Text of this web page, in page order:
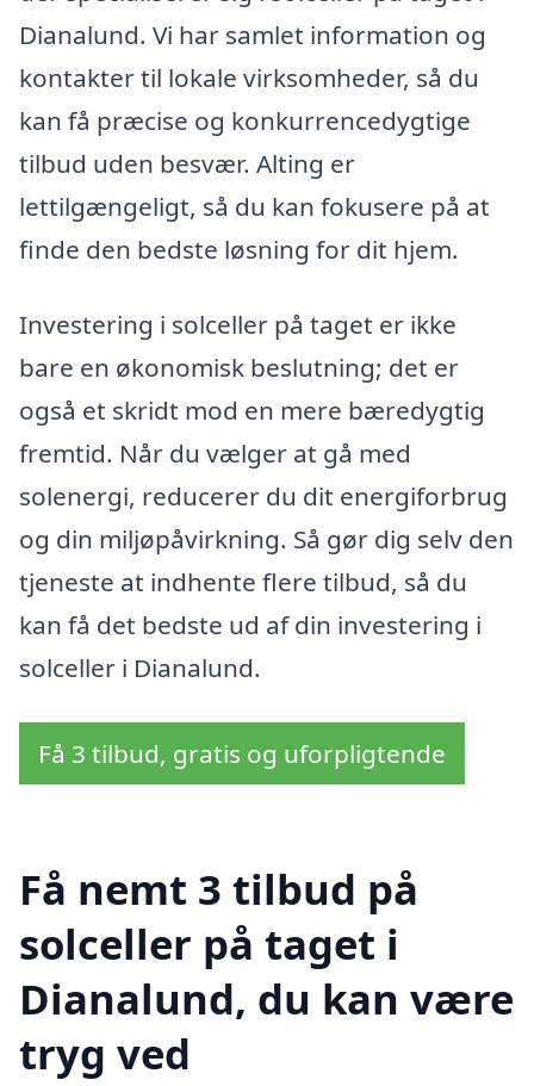
Dianalund. Vi har samlet information og
kontakter til lokale virksomheder, så du
kan få præcise og konkurrencedygtige
tilbud uden besvær. Alting er
lettilgængeligt, så du kan fokusere på at
finde den bedste løsning for dit hjem.
Investering i solceller på taget er ikke
bare en økonomisk beslutning; det er
også et skridt mod en mere bæredygtig
fremtid. Når du vælger at gå med
solenergi, reducerer du dit energiforbrug
og din miljøpåvirkning. Så gør dig selv den
tjeneste at indhente flere tilbud, så du
kan få det bedste ud af din investering i
solceller i Dianalund.
Få 3 tilbud, gratis og uforpligtende
Få nemt 3 tilbud på
solceller på taget i
Dianalund, du kan være
tryg ved